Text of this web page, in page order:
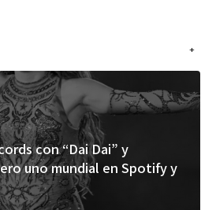
+
Espectáculos
“Donde quiera que estés” el
del universo de “FRAGMENTOS”
álbum de estudio